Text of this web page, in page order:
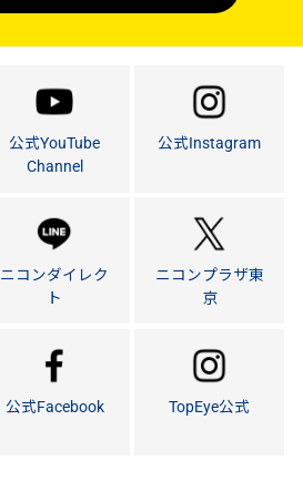
公式YouTube
Channel
公式Instagram
ニコンダイレク
ト
ニコンプラザ東
京
公式Facebook TopEye公式